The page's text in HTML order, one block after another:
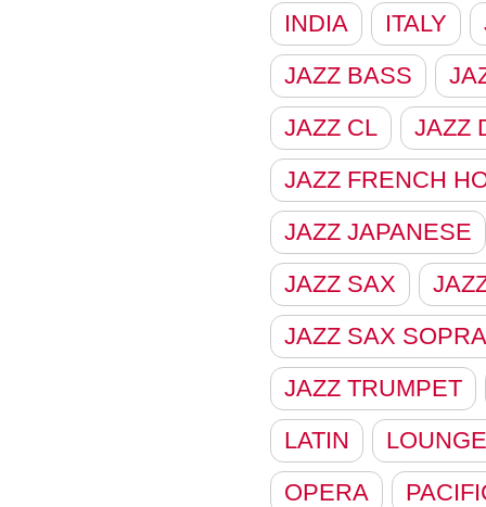
INDIA
ITALY
JAZZ BASS
JAZZ CL
JAZZ
JAZZ FRENCH
JAZZ JAPANESE
JAZZ SAX
JAZZ SAX
JAZZ TRUMPET
LATIN
OPERA